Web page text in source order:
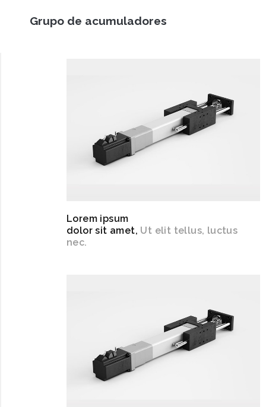
Grupo de acumuladores
Lorem ipsum
dolor sit amet, Ut elit tellus, luctus
nec.